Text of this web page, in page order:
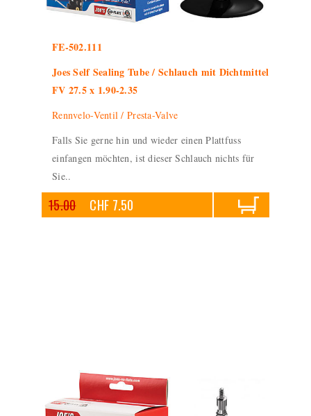
FE-502.111
Joes Self Sealing Tube / Schlauch mit Dichtmittel
FV 27.5 x 1.90-2.35
Rennvelo-Ventil / Presta-Valve
Falls Sie gerne hin und wieder einen Plattfuss
einfangen möchten, ist dieser Schlauch nichts für
Sie..
15.00 CHF 7.50